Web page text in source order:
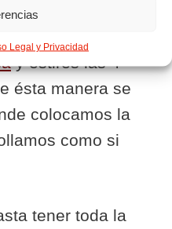
Legal y Privacidad
ralladas. Nuestra
y estires las 4
ésta manera se
colocamos la
como si
tener toda la